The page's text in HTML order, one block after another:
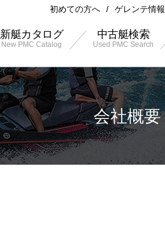
初めての方へ ゲレンテ情報
新艇カタログ
New PMC Catalog
中古艇検索
Used PMC Search
会社概要